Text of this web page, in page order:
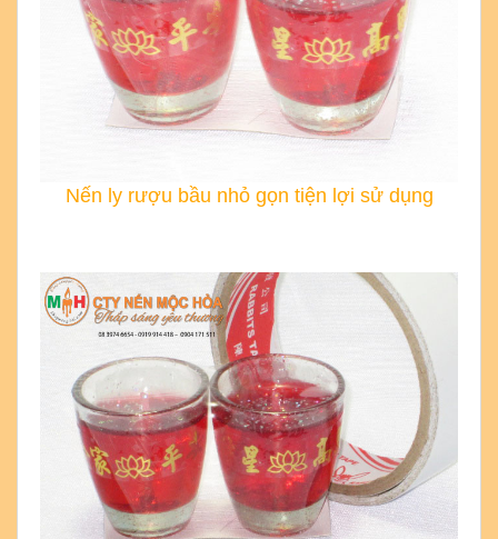
Nến ly rượu bầu nhỏ gọn tiện lợi sử dụng